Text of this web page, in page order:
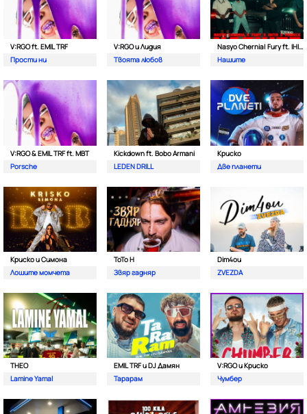
V:RGO ft. EMIL TRF
Прости ни
V:RGO и Лидия
Твоята любов
Nasyo Chernia| Fury ft. IHITO & Pameca
Нашите
V:RGO & EMIL TRF ft. MBT
Porsche
Kickdown ft. Bobo Armani
LEDEN DRILL
Криско
Две планети
Криско и Симона
Лошите момчета
ToTo H
Звяр гадняр
Dim4ou
ZVEZDA
THEO
Lamine Yamal
EMIL TRF и DJ Дамян
Тарарам
V:RGO и Криско
Чумбер